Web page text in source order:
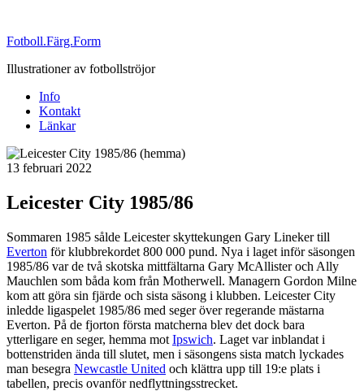
Fotboll.Färg.Form
Illustrationer av fotbollströjor
Info
Kontakt
Länkar
Publicerat
13 februari 2022
Leicester City 1985/86
Sommaren 1985 sålde Leicester skyttekungen Gary Lineker till
Everton för klubbrekordet 800 000 pund. Nya i laget inför säsongen
1985/86 var de två skotska mittfältarna Gary McAllister och Ally
Mauchlen som båda kom från Motherwell. Managern Gordon Milne
kom att göra sin fjärde och sista säsong i klubben. Leicester City
inledde ligaspelet 1985/86 med seger över regerande mästarna
Everton. På de fjorton första matcherna blev det dock bara
ytterligare en seger, hemma mot Ipswich. Laget var inblandat i
bottenstriden ända till slutet, men i säsongens sista match lyckades
man besegra Newcastle United och klättra upp till 19:e plats i
tabellen, precis ovanför nedflyttningsstrecket.